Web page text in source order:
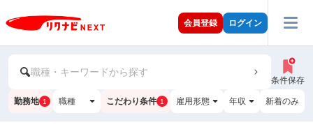
会員登録 ログイン
職種・キーワードから探す
条件保存
勤務地 1 職種 こだわり条件 1 雇用形態 年収 新着のみ